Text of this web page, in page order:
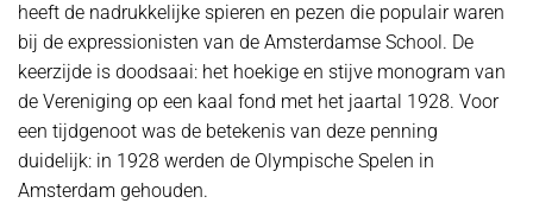
heeft de nadrukkelijke spieren en pezen die populair waren
bij de expressionisten van de Amsterdamse School. De
keerzijde is doodsaai: het hoekige en stijve monogram van
de Vereniging op een kaal fond met het jaartal 1928. Voor
een tijdgenoot was de betekenis van deze penning
duidelijk: in 1928 werden de Olympische Spelen in
Amsterdam gehouden.